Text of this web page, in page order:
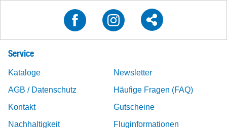
Service
Kataloge
Newsletter
AGB / Datenschutz
Häufige Fragen (FAQ)
Kontakt
Gutscheine
Nachhaltigkeit
Fluginformationen